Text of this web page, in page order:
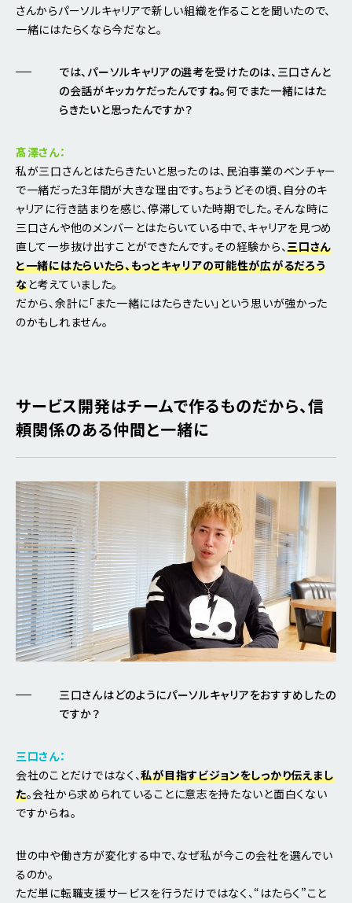
さんからパーソルキャリアで新しい組織を作ることを聞いたので、
一緒にはたらくなら今だなと。
では、パーソルキャリアの選考を受けたのは、三口さんと
の会話がキッカケだったんですね。何でまた一緒にはた
らきたいと思ったんですか？
髙澤さん：
私が三口さんとはたらきたいと思ったのは、民泊事業のベンチャー
で一緒だった3年間が大きな理由です。ちょうどその頃、自分のキ
ャリアに行き詰まりを感じ、停滞していた時期でした。そんな時に
三口さんや他のメンバーとはたらいている中で、キャリアを見つめ
直して一歩抜け出すことができたんです。その経験から、三口さん
と一緒にはたらいたら、もっとキャリアの可能性が広がるだろう
なと考えていました。
だから、余計に「また一緒にはたらきたい」という思いが強かった
のかもしれません。
サービス開発はチームで作るものだから、信
頼関係のある仲間と一緒に
三口さんはどのようにパーソルキャリアをおすすめしたの
ですか？
三口さん：
会社のことだけではなく、私が目指すビジョンをしっかり伝えまし
た。会社から求められていることに意志を持たないと面白くない
ですからね。
世の中や働き方が変化する中で、なぜ私が今この会社を選んでい
るのか。
ただ単に転職支援サービスを行うだけではなく、“はたらく”こと